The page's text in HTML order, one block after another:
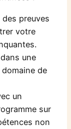
preuves
votre
une
de
un
sur
non